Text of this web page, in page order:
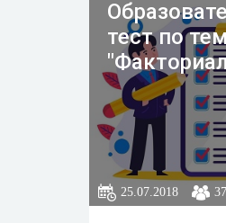
тест по
25.07.2018